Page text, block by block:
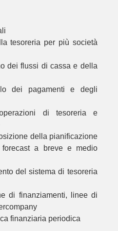
tesoreria per più società
dei flussi di cassa e della
dei pagamenti e degli
di tesoreria e
della pianificazione
a breve e medio
del sistema di tesoreria
di finanziamenti, linee di
finanziaria periodica